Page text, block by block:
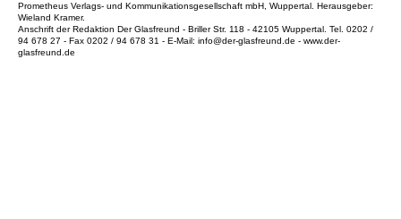
Prometheus Verlags- und Kommunikationsgesellschaft mbH , Wuppertal. Herausgeber:
Wieland Kramer.
Anschrift der Redaktion Der Glasfreund - Briller Str. 118 - 42105 Wuppertal. Tel. 0202 /
94 678 27 - Fax 0202 / 94 678 31 - E-Mail: info@der-glasfreund.de - www.der-
glasfreund.de